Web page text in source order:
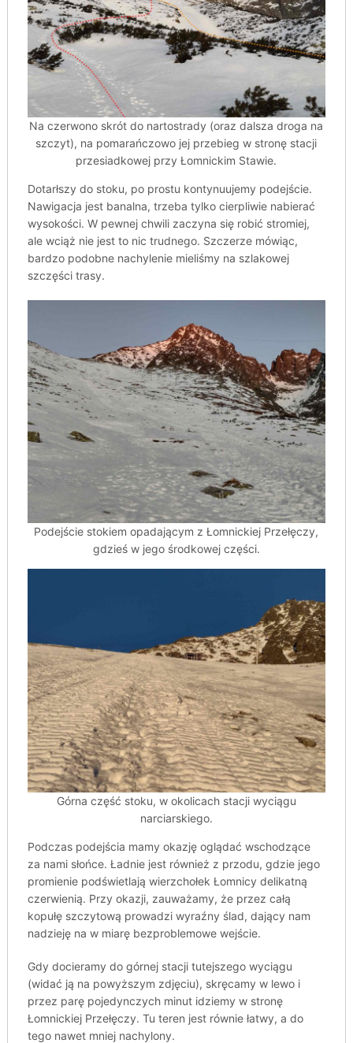
Na czerwono skrót do nartostrady (oraz dalsza droga na
szczyt), na pomarańczowo jej przebieg w stronę stacji
przesiadkowej przy Łomnickim Stawie.
Dotarłszy do stoku, po prostu kontynuujemy podejście.
Nawigacja jest banalna, trzeba tylko cierpliwie nabierać
wysokości. W pewnej chwili zaczyna się robić stromiej,
ale wciąż nie jest to nic trudnego. Szczerze mówiąc,
bardzo podobne nachylenie mieliśmy na szlakowej
szczęści trasy.
Podejście stokiem opadającym z Łomnickiej Przełęczy,
gdzieś w jego środkowej części.
Górna część stoku, w okolicach stacji wyciągu
narciarskiego.
Podczas podejścia mamy okazję oglądać wschodzące
za nami słońce. Ładnie jest również z przodu, gdzie jego
promienie podświetlają wierzchołek Łomnicy delikatną
czerwienią. Przy okazji, zauważamy, że przez całą
kopułę szczytową prowadzi wyraźny ślad, dający nam
nadzieję na w miarę bezproblemowe wejście.
Gdy docieramy do górnej stacji tutejszego wyciągu
(widać ją na powyższym zdjęciu), skręcamy w lewo i
przez parę pojedynczych minut idziemy w stronę
Łomnickiej Przełęczy. Tu teren jest równie łatwy, a do
tego nawet mniej nachylony.